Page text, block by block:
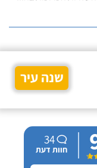
שנה עיר
34
חוות דעת